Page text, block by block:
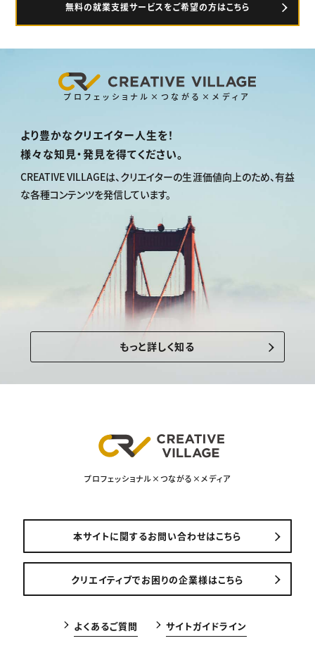
無料の就業支援サービスをご希望の方はこちら
プロフェッショナル×つながる×メディア
より豊かなクリエイター人生を！
様々な知見・発見を得てください。
CREATIVE VILLAGEは、クリエイターの生涯価値向上のため、有益
な各種コンテンツを発信しています。
もっと詳しく知る
プロフェッショナル×つながる×メディア
本サイトに関するお問い合わせはこちら
クリエイティブでお困りの企業様はこちら
よくあるご質問 サイトガイドライン